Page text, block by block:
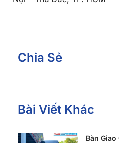
Chia Sẻ
Bài Viết Khác
Bàn